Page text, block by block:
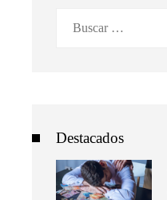
Destacados